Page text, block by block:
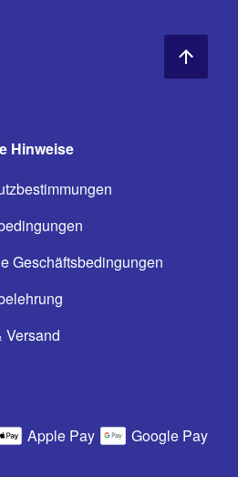
Hinweise
Geschäftsbedingungen
Versand
Apple Pay Google Pay